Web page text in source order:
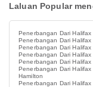
Laluan Popular
Penerbangan Dari
Penerbangan Dari
Penerbangan Dari
Penerbangan Dari
Penerbangan Dari
Penerbangan Dari
Hamilton
Penerbangan Dari